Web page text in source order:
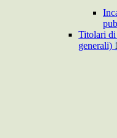
Titolari
generali)